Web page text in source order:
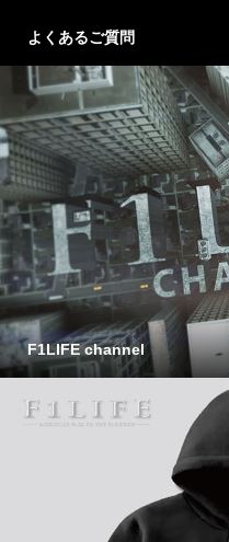
よくあるご質問
F1LIFE channel